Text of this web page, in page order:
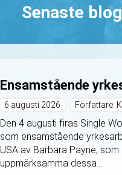
Senaste
Ensamstående
6 augusti 2026 Författare:
Den 4 augusti firas Single
som ensamstående
USA av Barbara Payne,
uppmärksamma dessa...